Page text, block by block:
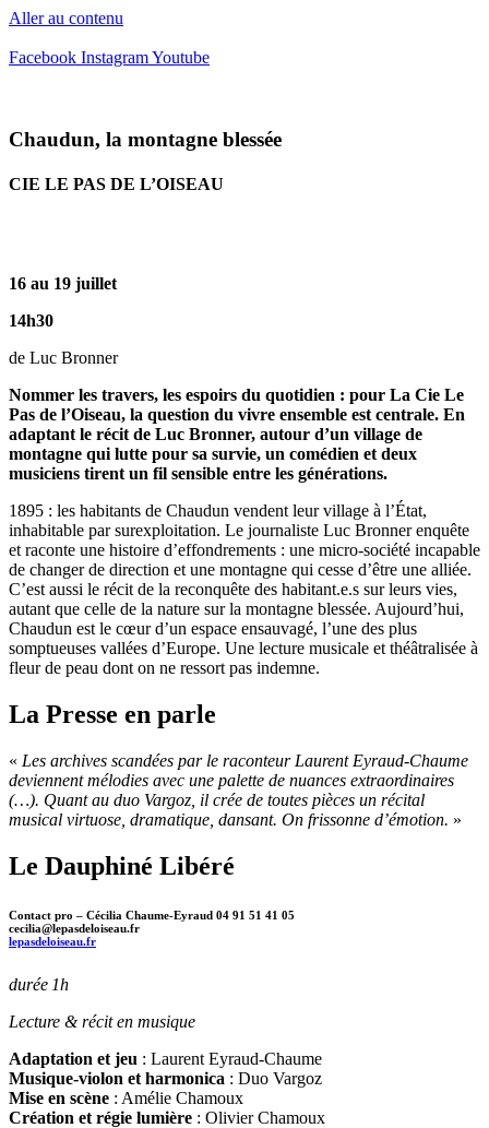
Aller au contenu
Facebook InstagramYoutube
Chaudun, la montagne blessée
CIE LE PAS DE L’OISEAU
16 au 19 juillet
14h30
de Luc Bronner
Nommer les travers, les espoirs du quotidien : pour La Cie Le
Pas de l’Oiseau, la question du vivre ensemble est centrale. En
adaptant le récit de Luc Bronner, autour d’un village de
montagne qui lutte pour sa survie, un comédien et deux
musiciens tirent un fil sensible entre les générations.
1895 : les habitants de Chaudun vendent leur village à l’État,
inhabitable par surexploitation. Le journaliste Luc Bronner enquête
et raconte une histoire d’effondrements : une micro-société incapable
de changer de direction et une montagne qui cesse d’être une alliée.
C’est aussi le récit de la reconquête des habitant.e.s sur leurs vies,
autant que celle de la nature sur la montagne blessée. Aujourd’hui,
Chaudun est le cœur d’un espace ensauvagé, l’une des plus
somptueuses vallées d’Europe. Une lecture musicale et théâtralisée à
fleur de peau dont on ne ressort pas indemne.
La Presse en parle
« Les archives scandées par le raconteur Laurent Eyraud-Chaume
deviennent mélodies avec une palette de nuances extraordinaires
(…). Quant au duo Vargoz, il crée de toutes pièces un récital
musical virtuose, dramatique, dansant. On frissonne d’émotion. »
Le Dauphiné Libéré
Contact pro – Cécilia Chaume-Eyraud 04 91 51 41 05
cecilia@lepasdeloiseau.fr
lepasdeloiseau.fr
durée 1h
Lecture & récit en musique
Adaptation et jeu : Laurent Eyraud-Chaume
Musique-violon et harmonica : Duo Vargoz
Mise en scène : Amélie Chamoux
Création et régie lumière : Olivier Chamoux